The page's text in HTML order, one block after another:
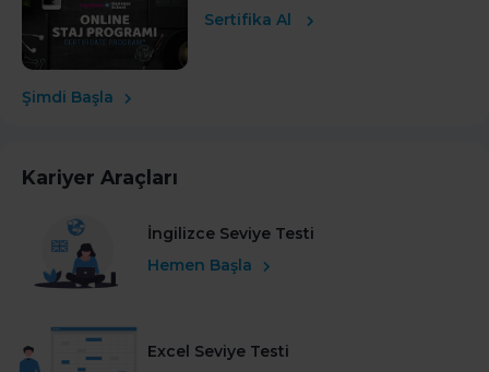
Sertifika Al
Şimdi Başla
Kariyer Araçları
İngilizce Seviye Testi
Hemen Başla
Excel Seviye Testi